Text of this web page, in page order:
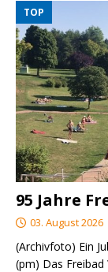
TOP
95 Jahre
03. August 2026
(Archivfoto) Ein
(pm) Das